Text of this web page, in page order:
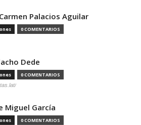
Palacios Aguilar
0 COMENTARIOS
Dede
0 COMENTARIOS
Miguel García
0 COMENTARIOS